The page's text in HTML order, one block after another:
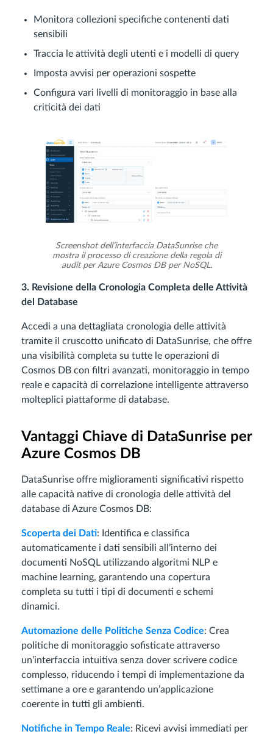
Monitora collezioni specifiche contenenti dati
sensibili
Traccia le attività degli utenti e i modelli di query
Imposta avvisi per operazioni sospette
Configura vari livelli di monitoraggio in base alla
criticità dei dati
Screenshot dell’interfaccia DataSunrise che
mostra il processo di creazione della regola di
audit per Azure Cosmos DB per NoSQL.
3. Revisione della Cronologia Completa delle Attività
del Database
Accedi a una dettagliata cronologia delle attività
tramite il cruscotto unificato di DataSunrise, che offre
una visibilità completa su tutte le operazioni di
Cosmos DB con filtri avanzati, monitoraggio in tempo
reale e capacità di correlazione intelligente attraverso
molteplici piattaforme di database.
Vantaggi Chiave di DataSunrise per
Azure Cosmos DB
DataSunrise offre miglioramenti significativi rispetto
alle capacità native di cronologia delle attività del
database di Azure Cosmos DB:
Scoperta dei Dati: Identifica e classifica
automaticamente i dati sensibili all’interno dei
documenti NoSQL utilizzando algoritmi NLP e
machine learning, garantendo una copertura
completa su tutti i tipi di documenti e schemi
dinamici.
Automazione delle Politiche Senza Codice: Crea
politiche di monitoraggio sofisticate attraverso
un’interfaccia intuitiva senza dover scrivere codice
complesso, riducendo i tempi di implementazione da
settimane a ore e garantendo un’applicazione
coerente in tutti gli ambienti.
Notifiche in Tempo Reale: Ricevi avvisi immediati per